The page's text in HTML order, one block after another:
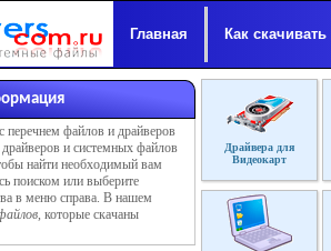
Главная Как скачивать
перечнем файлов и драйверов
и системных файлов
найти необходимый вам
поиском или выберите
в меню справа. В нашем
, которые скачаны
Драйвера для
Видеокарт